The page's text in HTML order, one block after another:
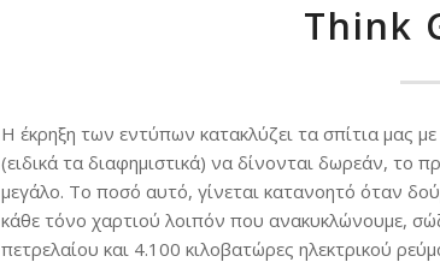
Think
Η έκρηξη των εντύπων κατακλύζει τα σπίτια μας
(ειδικά τα διαφημιστικά) να δίνονται δωρεάν, το
μεγάλο. Το ποσό αυτό, γίνεται κατανοητό όταν
κάθε τόνο χαρτιού λοιπόν που ανακυκλώνουμε,
πετρελαίου και 4.100 κιλοβατώρες ηλεκτρικού